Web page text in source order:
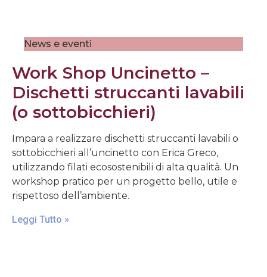
News e eventi
Work Shop Uncinetto –
Dischetti struccanti lavabili
(o sottobicchieri)
Impara a realizzare dischetti struccanti lavabili o
sottobicchieri all’uncinetto con Erica Greco,
utilizzando filati ecosostenibili di alta qualità. Un
workshop pratico per un progetto bello, utile e
rispettoso dell’ambiente.
Leggi Tutto »